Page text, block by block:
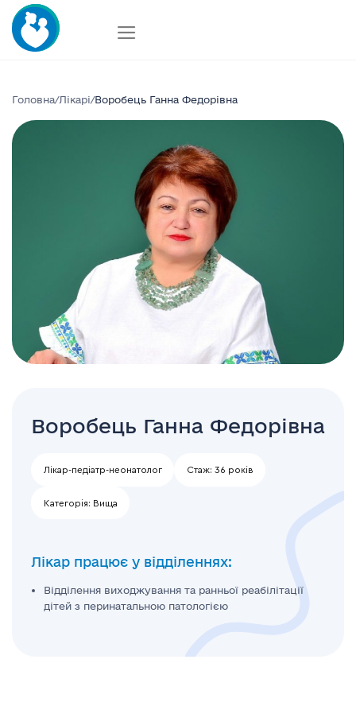
Skip
to
content
Головна/Лікарі/Воробець Ганна Федорівна
Воробець Ганна Федорівна
Лікар-педіатр-неонатолог Стаж: 36 років
Категорія: Вища
Лікар працює у відділеннях:
Відділення виходжування та ранньої реабілітації
дітей з перинатальною патологією